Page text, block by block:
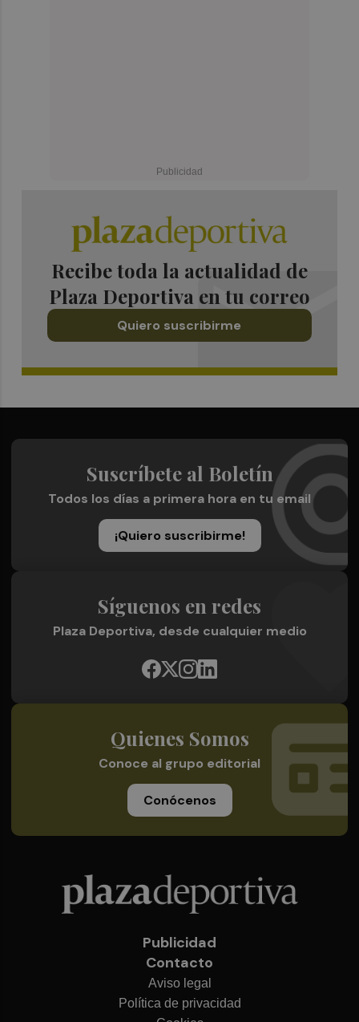
Recibe toda la actualidad de
Plaza Deportiva en tu correo
Quiero suscribirme
Suscríbete al Boletín
Todos los días a primera hora en tu email
¡Quiero suscribirme!
Síguenos en redes
Plaza Deportiva, desde cualquier medio
Quienes Somos
Conoce al grupo editorial
Conócenos
Publicidad
Contacto
Aviso legal
Política de privacidad